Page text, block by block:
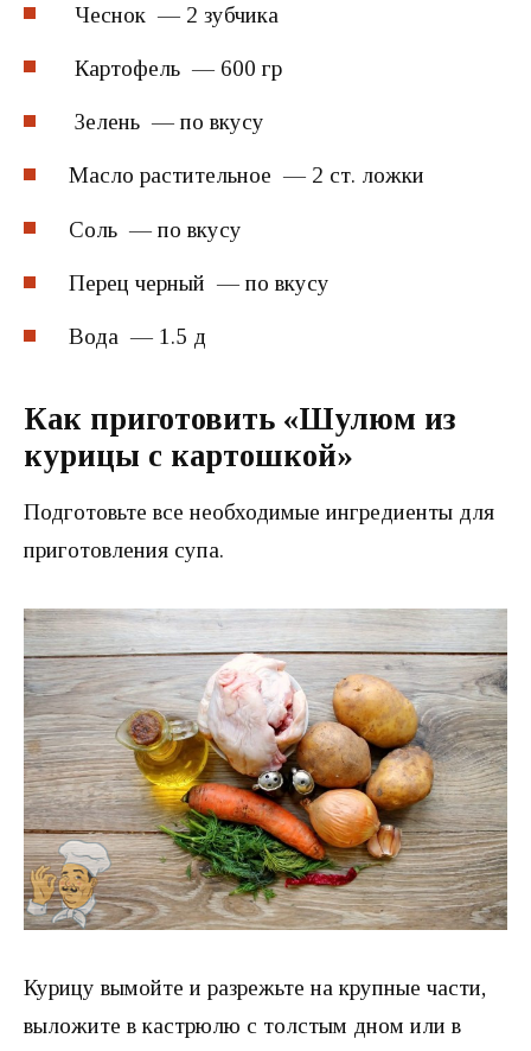
Чеснок — 2 зубчика
Картофель — 600 гр
Зелень — по вкусу
Масло растительное — 2 ст. ложки
Соль — по вкусу
Перец черный — по вкусу
Вода — 1.5 д
Как приготовить «Шулюм из
курицы с картошкой»
Подготовьте все необходимые ингредиенты для
приготовления супа.
Курицу вымойте и разрежьте на крупные части,
выложите в кастрюлю с толстым дном или в